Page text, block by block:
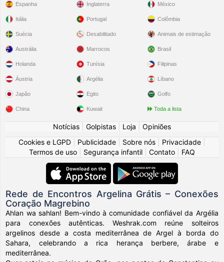
Espanha
Itália
Suécia
Inglaterra
Portugal
Desabilitado
México
Colômbia
Animais de estimação
Austrália
Holanda
Áustria
Japão
China
Marrocos
Tunísia
Argélia
Egito
Kuwait
Brasil
Filipinas
Líbano
Golfo
Toda a lista
Notícias Golpistas Loja
Opiniões
Cookies e LGPD
Publicidade Sobre nós Privacidade
Termos de uso
Segurança infantil Contato FAQ
Rede de Encontros Argelina Grátis – Conexões
Coração Magrebino
Ahlan wa sahlan! Bem-vindo à comunidade confiável da Argélia
para conexões autênticas. Weshrak.com reúne solteiros
argelinos desde a costa mediterrânea de Argel à borda do
Sahara, celebrando a rica herança berbere, árabe e
mediterrânea.